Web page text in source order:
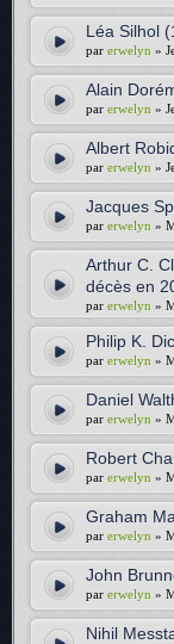
Léa Silhol
par erwelyn »
Alain
par erwelyn »
Albert
par erwelyn »
Jacques
par erwelyn »
Arthur C.
décès en
par erwelyn »
Philip K.
par erwelyn »
Daniel
par erwelyn »
Robert
par erwelyn »
Graham
par erwelyn »
John
par erwelyn »
Nihil